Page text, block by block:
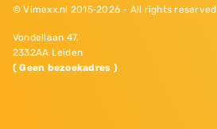
© Vimexx.nl 2015‐2026 - All rights reserved
Vondellaan 47,
2332AA Leiden
( Geen bezoekadres )